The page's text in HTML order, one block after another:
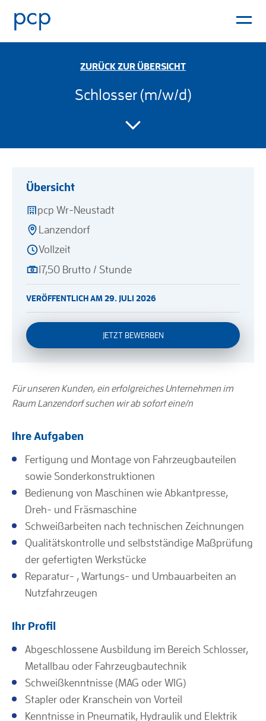
ZURÜCK ZUR ÜBERSICHT
Schlosser (m/w/d)
Übersicht
pcp Wr-Neustadt
Lanzendorf
Vollzeit
17,50 Brutto / Stunde
VERÖFFENTLICH AM 29. JULI 2026
JETZT BEWERBEN
Für unseren Kunden, ein erfolgreiches Unternehmen im
Raum Lanzendorf suchen wir ab sofort eine/n
Ihre Aufgaben
Fertigung und Montage von Fahrzeugbauteilen
sowie Sonderkonstruktionen
Bedienung von Maschinen wie Abkantpresse,
Dreh- und Fräsmaschine
Schweißarbeiten nach technischen Zeichnungen
Qualitätskontrolle und selbstständige Maßprüfung
der gefertigten Werkstücke
Reparatur- , Wartungs- und Umbauarbeiten an
Nutzfahrzeugen
Ihr Profil
Abgeschlossene Ausbildung im Bereich Schlosser,
Metallbau oder Fahrzeugbautechnik
Schweißkenntnisse (MAG oder WIG)
Stapler oder Kranschein von Vorteil
Kenntnisse in Pneumatik, Hydraulik und Elektrik